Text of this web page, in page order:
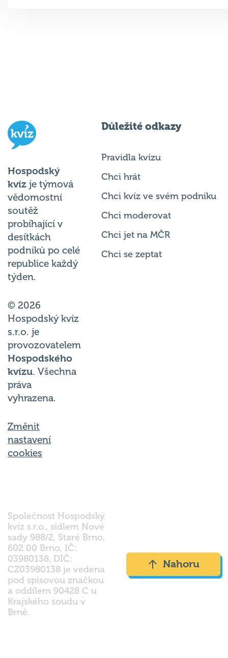
Hospodský
kvíz je týmová
vědomostní
soutěž
probíhající v
desítkách
podniků po celé
republice každý
týden.
© 2026
Hospodský kvíz
s.r.o. je
provozovatelem
Hospodského
kvízu. Všechna
práva
vyhrazena.
Změnit
nastavení
cookies
Důležité odkazy
Pravidla kvízu
Chci hrát
Chci kvíz ve svém podniku
Chci moderovat
Chci jet na MČR
Chci se zeptat
Společnost Hospodský
kvíz s.r.o., sídlem Nové
sady 988/2, Staré Brno,
602 00 Brno, IČ:
03980138, DIČ:
CZ03980138 je vedena
pod spisovou značkou
a oddílem 90428 C u
Krajského soudu v
Brně.
Nahoru